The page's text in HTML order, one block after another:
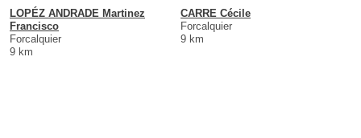
LOPÉZ ANDRADE Martinez
Francisco
Forcalquier
9 km
CARRE Cécile
Forcalquier
9 km